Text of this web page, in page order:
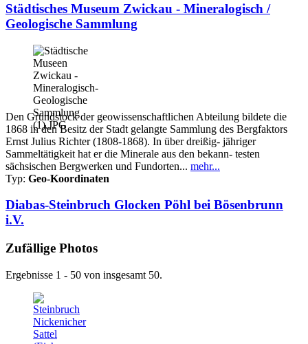
Städtisches Museum Zwickau - Mineralogisch /
Geologische Sammlung
Den Grundstock der geowissenschaftlichen Abteilung bildete die
1868 in den Besitz der Stadt gelangte Sammlung des Bergfaktors
Ernst Julius Richter (1808-1868). In über dreißig- jähriger
Sammeltätigkeit hat er die Minerale aus den bekann- testen
sächsischen Bergwerken und Fundorten... mehr...
Typ: Geo-Koordinaten
Diabas-Steinbruch Glocken Pöhl bei Bösenbrunn
i.V.
Zufällige Photos
Ergebnisse 1 - 50 von insgesamt 50.